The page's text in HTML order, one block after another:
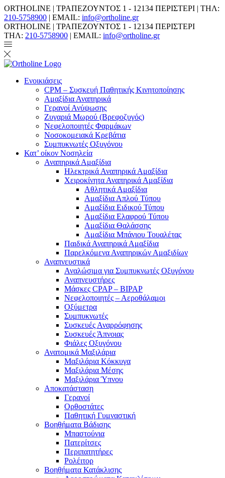
ORTHOLINE | ΤΡΑΠΕΖΟΥΝΤΟΣ 1 - 12134 ΠΕΡΙΣΤΕΡΙ | ΤΗΛ:
210-5758900 | EMAIL: info@ortholine.gr
ORTHOLINE | ΤΡΑΠΕΖΟΥΝΤΟΣ 1 - 12134 ΠΕΡΙΣΤΕΡΙ
ΤΗΛ: 210-5758900 | EMAIL: info@ortholine.gr
Ενοικιάσεις
CPM – Συσκευή Παθητικής Κινητοποίησης
Αμαξίδια Αναπηρικά
Γερανοί Ανύψωσης
Ζυγαριά Μωρού (Βρεφοζυγός)
Νεφελοποιητές Φαρμάκων
Νοσοκομειακά Κρεβάτια
Συμπυκνωτές Οξυγόνου
Κατ’ οίκον Νοσηλεία
Αναπηρικά Αμαξίδια
Ηλεκτρικά Αναπηρικά Αμαξίδια
Χειροκίνητα Αναπηρικά Αμαξίδια
Αθλητικά Αμαξίδια
Αμαξίδια Απλού Τύπου
Αμαξίδια Ειδικού Τύπου
Αμαξίδια Ελαφρού Τύπου
Αμαξίδια Θαλάσσης
Αμαξίδια Μπάνιου Τουαλέτας
Παιδικά Αναπηρικά Αμαξίδια
Παρελκόμενα Αναπηρικών Αμαξιδίων
Αναπνευστικά
Αναλώσιμα για Συμπυκνωτές Οξυγόνου
Αναπνευστήρες
Μάσκες CPAP – BIPAP
Νεφελοποιητές – Αεροθάλαμοι
Οξύμετρα
Συμπυκνωτές
Συσκευές Αναρρόφησης
Συσκευές Άπνοιας
Φιάλες Οξυγόνου
Ανατομικά Μαξιλάρια
Μαξιλάρια Κόκκυγα
Μαξιλάρια Μέσης
Μαξιλάρια Ύπνου
Αποκατάσταση
Γερανοί
Ορθοστάτες
Παθητική Γυμναστική
Βοηθήματα Βάδισης
Μπαστούνια
Πατερίτσες
Περιπατητήρες
Ρολέιτορ
Βοηθήματα Κατάκλισης